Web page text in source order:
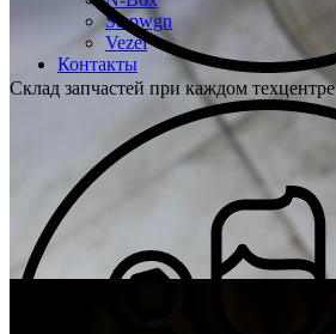
Stepwgn
Vezel
Контакты
Склад запчастей при каждом техцентре